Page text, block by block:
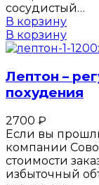
сосудистый…
В корзину
В корзину
Лептон –
похудения
2700 ₽
Если вы
компании
стоимости
избыточный